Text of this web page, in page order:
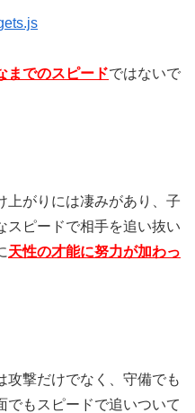
までのスピードではないで
上がりには凄みがあり、子
スピードで相手を追い抜い
天性の才能に努力が加わっ
攻撃だけでなく、守備でも
でもスピードで追いついて